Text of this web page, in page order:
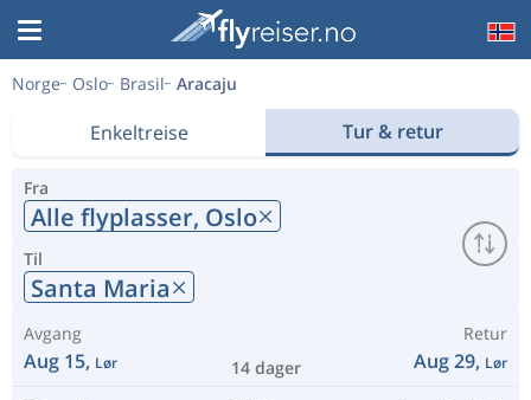
Norge Oslo Brasil Aracaju
Enkeltreise Tur & retur
Fra
Alle flyplasser, Oslo
Til
Santa Maria
Avgang
Aug 15, Lør 14 dager
Retur
Aug 29, Lør